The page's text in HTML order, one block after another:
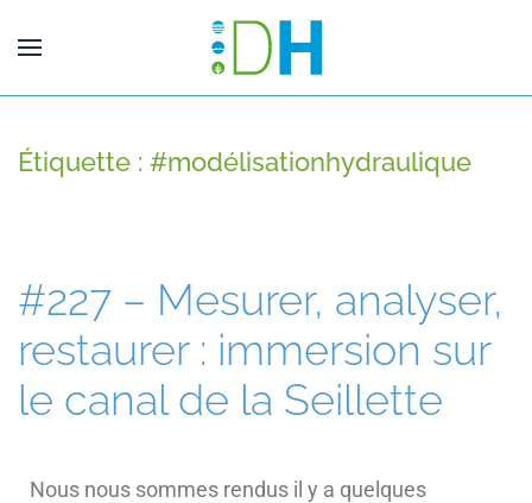
Étiquette : #modélisationhydraulique
#227 – Mesurer, analyser,
restaurer : immersion sur
le canal de la Seillette
Nous nous sommes rendus il y a quelques